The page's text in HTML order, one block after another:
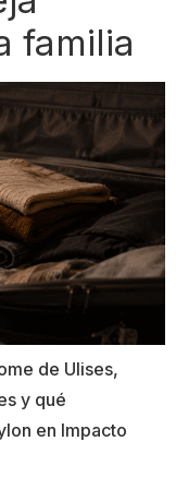
familia
de Ulises,
y qué
en Impacto